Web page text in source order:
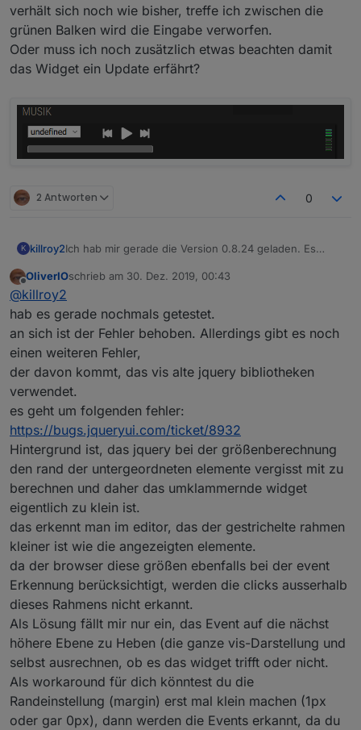
verhält sich noch wie bisher, treffe ich zwischen die
grünen Balken wird die Eingabe verworfen.
Oder muss ich noch zusätzlich etwas beachten damit
das Widget ein Update erfährt?
2 Antworten 0
K killroy2Ich hab mir gerade die Version 0.8.24 geladen. Es
grünen Balken wird die Eingabe verworfen.
Oder muss ich noch zusätzlich etwas beachten damit
das Widget ein Update erfährt?
Offline
OliverIOschrieb am 30. Dez. 2019, 00:43
zuletzt editiert von
@killroy2
hab es gerade nochmals getestet.
an sich ist der Fehler behoben. Allerdings gibt es noch
einen weiteren Fehler,
der davon kommt, das vis alte jquery bibliotheken
verwendet.
es geht um folgenden fehler:
https://bugs.jqueryui.com/ticket/8932
Hintergrund ist, das jquery bei der größenberechnung
den rand der untergeordneten elemente vergisst mit zu
berechnen und daher das umklammernde widget
eigentlich zu klein ist.
das erkennt man im editor, das der gestrichelte rahmen
kleiner ist wie die angezeigten elemente.
da der browser diese größen ebenfalls bei der event
Erkennung berücksichtigt, werden die clicks ausserhalb
dieses Rahmens nicht erkannt.
Als Lösung fällt mir nur ein, das Event auf die nächst
höhere Ebene zu Heben (die ganze vis-Darstellung und
selbst ausrechnen, ob es das widget trifft oder nicht.
Als workaround für dich könntest du die
Randeinstellung (margin) erst mal klein machen (1px
oder gar 0px), dann werden die Events erkannt, da du